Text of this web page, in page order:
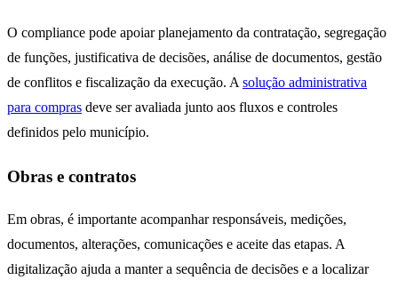
O compliance pode apoiar planejamento da contratação, segregação
de funções, justificativa de decisões, análise de documentos, gestão
de conflitos e fiscalização da execução. A solução administrativa
para compras deve ser avaliada junto aos fluxos e controles
definidos pelo município.
Obras e contratos
Em obras, é importante acompanhar responsáveis, medições,
documentos, alterações, comunicações e aceite das etapas. A
digitalização ajuda a manter a sequência de decisões e a localizar